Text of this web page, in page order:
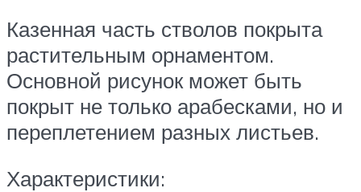
Казенная часть стволов покрыта
растительным орнаментом.
Основной рисунок может быть
покрыт не только арабесками, но и
переплетением разных листьев.
Характеристики: